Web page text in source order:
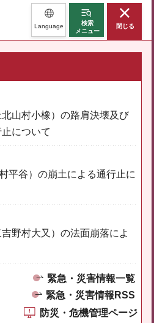
Language
検索
メニュー
閉じる
山村小橡）の路肩決壊及び
について
平谷）の崩土による通行止に
野村大又）の法面崩落によ
緊急・災害情報一覧
緊急・災害情報RSS
防災・危機管理ページ